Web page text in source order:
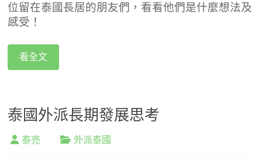
位留在泰國長居的朋友們，看看他們是什麼想法及
感受！
看全文
泰國外派長期發展思考
泰亮 外派泰國